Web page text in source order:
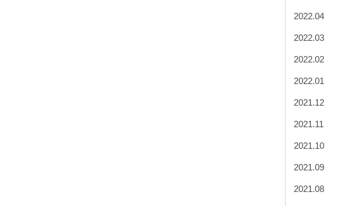
2022.04
2022.03
2022.02
2022.01
2021.12
2021.11
2021.10
2021.09
2021.08